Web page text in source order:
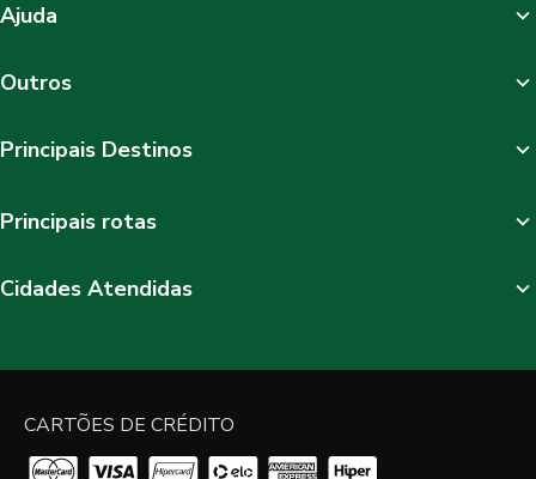
Ajuda
Outros
Principais Destinos
Principais rotas
Cidades Atendidas
CARTÕES DE CRÉDITO